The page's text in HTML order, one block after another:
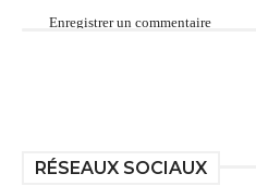
Enregistrer un commentaire
RÉSEAUX SOCIAUX